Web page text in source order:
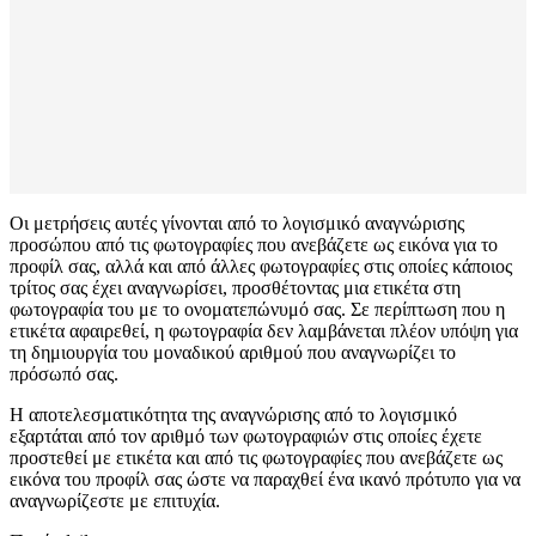
Οι μετρήσεις αυτές γίνονται από το λογισμικό αναγνώρισης
προσώπου από τις φωτογραφίες που ανεβάζετε ως εικόνα για το
προφίλ σας, αλλά και από άλλες φωτογραφίες στις οποίες κάποιος
τρίτος σας έχει αναγνωρίσει, προσθέτοντας μια ετικέτα στη
φωτογραφία του με το ονοματεπώνυμό σας. Σε περίπτωση που η
ετικέτα αφαιρεθεί, η φωτογραφία δεν λαμβάνεται πλέον υπόψη για
τη δημιουργία του μοναδικού αριθμού που αναγνωρίζει το
πρόσωπό σας.
Η αποτελεσματικότητα της αναγνώρισης από το λογισμικό
εξαρτάται από τον αριθμό των φωτογραφιών στις οποίες έχετε
προστεθεί με ετικέτα και από τις φωτογραφίες που ανεβάζετε ως
εικόνα του προφίλ σας ώστε να παραχθεί ένα ικανό πρότυπο για να
αναγνωρίζεστε με επιτυχία.